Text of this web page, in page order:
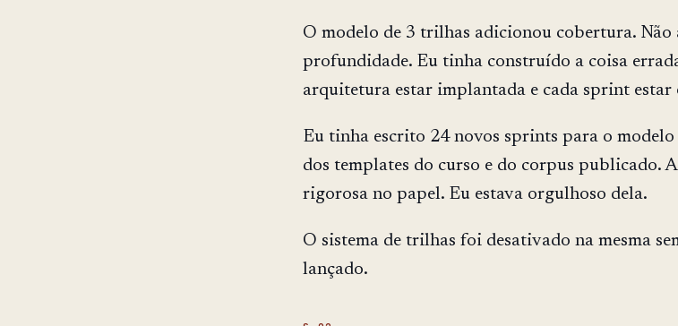
O modelo de 3 trilhas adicionou cobertura. Não
profundidade. Eu tinha construído a coisa
arquitetura estar implantada e cada sprint estar
Eu tinha escrito 24 novos sprints para o
dos templates do curso e do corpus publicado.
rigorosa no papel. Eu estava orgulhoso dela.
O sistema de trilhas foi desativado na mesma
lançado.